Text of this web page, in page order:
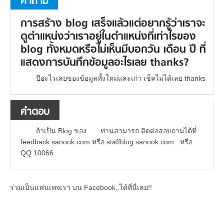
การสร้าง blog เสร็จแล้วแต่อยากรู้ว่าเราจะ
ดูตำแหน่งว่าเราอยู่ในตำแหน่งที่เท่าไรของ
blog ทั้งหมดหรือไม่เห็นมีบอกวัน เดือน ปี ที่
แสดงการบันทึกข้อมูลอะไรเลย thanks?
ปีอะไรเลยของข้อมูลทั้งใหม่และเก่า เช็คไม่ได้เลย thanks
คำตอบ
ถ้าเป็น Blog ของ ท่านสามารถ ติดต่อสอบถามได้ที่
feedback sanook com หรือ staffblog sanook com หรือ
QQ 10066
ร่วมเป็นแฟนเพจเรา บน Facebook..ได้ที่นี่เลย!!